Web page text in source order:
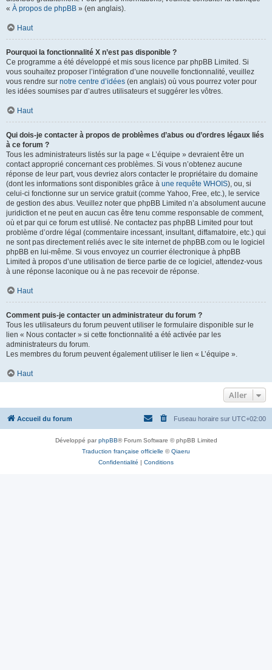
« À propos de phpBB » (en anglais).
Haut
Pourquoi la fonctionnalité X n’est pas disponible ?
Ce programme a été développé et mis sous licence par phpBB Limited. Si
vous souhaitez proposer l’intégration d’une nouvelle fonctionnalité, veuillez
vous rendre sur notre centre d’idées (en anglais) où vous pourrez voter pour
les idées soumises par d’autres utilisateurs et suggérer les vôtres.
Haut
Qui dois-je contacter à propos de problèmes d’abus ou d’ordres légaux liés
à ce forum ?
Tous les administrateurs listés sur la page « L’équipe » devraient être un
contact approprié concernant ces problèmes. Si vous n’obtenez aucune
réponse de leur part, vous devriez alors contacter le propriétaire du domaine
(dont les informations sont disponibles grâce à une requête WHOIS), ou, si
celui-ci fonctionne sur un service gratuit (comme Yahoo, Free, etc.), le service
de gestion des abus. Veuillez noter que phpBB Limited n’a absolument aucune
juridiction et ne peut en aucun cas être tenu comme responsable de comment,
où et par qui ce forum est utilisé. Ne contactez pas phpBB Limited pour tout
problème d’ordre légal (commentaire incessant, insultant, diffamatoire, etc.) qui
ne sont pas directement reliés avec le site internet de phpBB.com ou le logiciel
phpBB en lui-même. Si vous envoyez un courrier électronique à phpBB
Limited à propos d’une utilisation de tierce partie de ce logiciel, attendez-vous
à une réponse laconique ou à ne pas recevoir de réponse.
Haut
Comment puis-je contacter un administrateur du forum ?
Tous les utilisateurs du forum peuvent utiliser le formulaire disponible sur le
lien « Nous contacter » si cette fonctionnalité a été activée par les
administrateurs du forum.
Les membres du forum peuvent également utiliser le lien « L’équipe ».
Haut
Aller
Accueil du forum Fuseau horaire sur UTC+02:00
Développé parphpBB® Forum Software © phpBB Limited
Traduction française officielle ©Qiaeru
Confidentialité | Conditions